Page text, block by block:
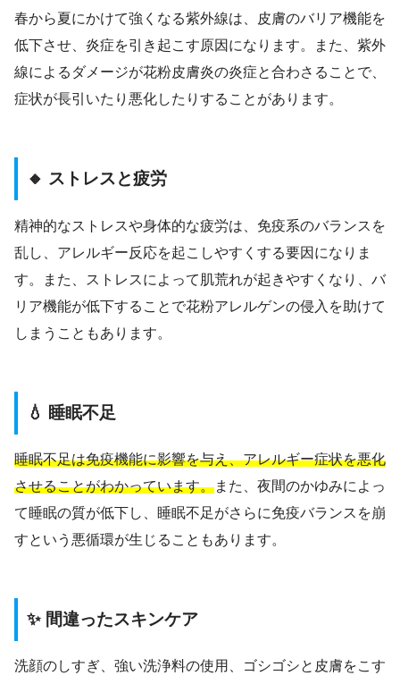
春から夏にかけて強くなる紫外線は、皮膚のバリア機能を
低下させ、炎症を引き起こす原因になります。また、紫外
線によるダメージが花粉皮膚炎の炎症と合わさることで、
症状が長引いたり悪化したりすることがあります。
🔸 ストレスと疲労
精神的なストレスや身体的な疲労は、免疫系のバランスを
乱し、アレルギー反応を起こしやすくする要因になりま
す。また、ストレスによって肌荒れが起きやすくなり、バ
リア機能が低下することで花粉アレルゲンの侵入を助けて
しまうこともあります。
💧 睡眠不足
睡眠不足は免疫機能に影響を与え、アレルギー症状を悪化
させることがわかっています。また、夜間のかゆみによっ
て睡眠の質が低下し、睡眠不足がさらに免疫バランスを崩
すという悪循環が生じることもあります。
✨ 間違ったスキンケア
洗顔のしすぎ、強い洗浄料の使用、ゴシゴシと皮膚をこす